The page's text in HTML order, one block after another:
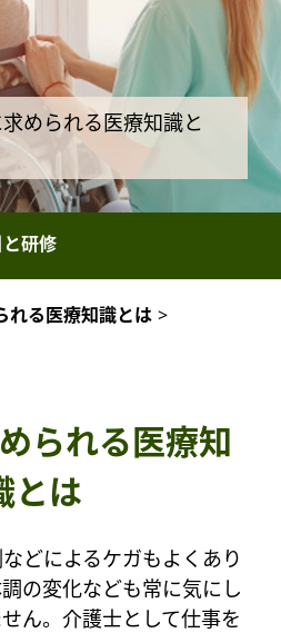
められる医療知識と
研修
れる医療知識とは >
られる医療知
とは
どによるケガもよくあり
の変化なども常に気にし
ん。介護士として仕事を